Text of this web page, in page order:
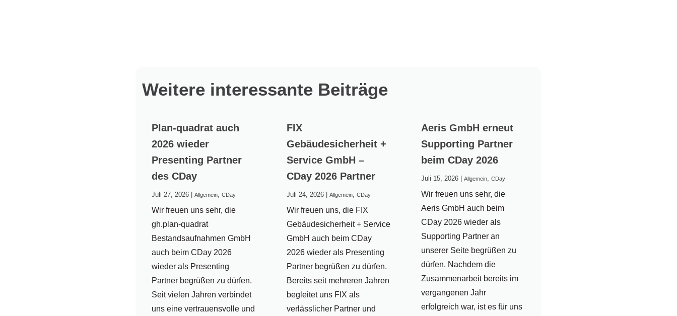
Weitere interessante Beiträge
Plan-quadrat auch
2026 wieder
Presenting Partner
des CDay
Juli 27, 2026 |Allgemein,CDay
Wir freuen uns sehr, die
gh.plan-quadrat
Bestandsaufnahmen GmbH
auch beim CDay 2026
wieder als Presenting
Partner begrüßen zu dürfen.
Seit vielen Jahren verbindet
uns eine vertrauensvolle und
FIX
Gebäudesicherheit +
Service GmbH –
CDay 2026 Partner
Juli 24, 2026| Allgemein, CDay
Wir freuen uns, die FIX
Gebäudesicherheit + Service
GmbH auch beim CDay
2026 wieder als Presenting
Partner begrüßen zu dürfen.
Bereits seit mehreren Jahren
begleitet uns FIX als
verlässlicher Partner und
Aeris GmbH erneut
Supporting Partner
beim CDay 2026
Juli 15, 2026 |Allgemein,CDay
Wir freuen uns sehr, die
Aeris GmbH auch beim
CDay 2026 wieder als
Supporting Partner an
unserer Seite begrüßen zu
dürfen. Nachdem die
Zusammenarbeit bereits im
vergangenen Jahr
erfolgreich war, ist es für uns